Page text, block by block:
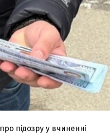
підозру у вчиненні